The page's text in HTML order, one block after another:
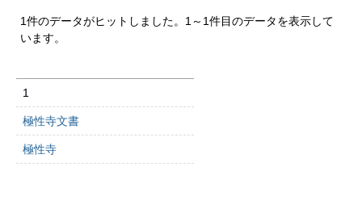
1件のデータがヒットしました。1～1件目のデータを表示して
います。
1
極性寺文書
極性寺